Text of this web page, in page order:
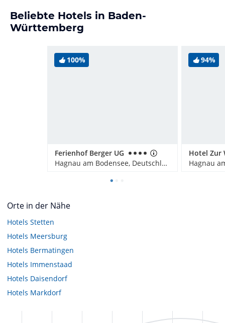
Beliebte Hotels in Baden-
Württemberg
100%
Ferienhof Berger UG
Hagnau am Bodensee, Deutschland
94%
Orte in der Nähe
Hotels Stetten
Hotels Meersburg
Hotels Bermatingen
Hotels Immenstaad
Hotels Daisendorf
Hotels Markdorf